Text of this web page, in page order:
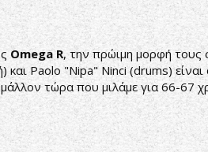
Omega R, την πρώιμη μορφή τους
Paolo "Nipa" Ninci (drums) είναι
τώρα που μιλάμε για 66-67